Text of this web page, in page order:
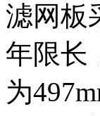
滤网板
年限长
为